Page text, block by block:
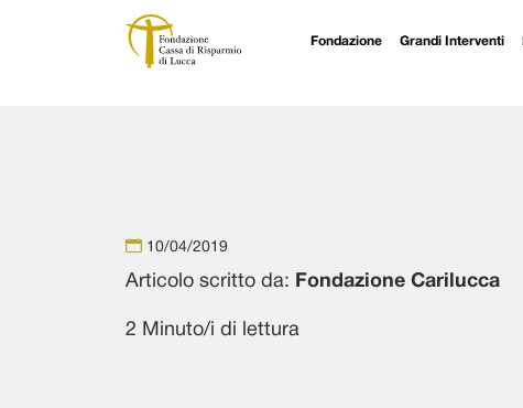
Navigazione principale
Fondazione Grandi Interventi
10/04/2019
Articolo scritto da: Fondazione Carilucca
2 Minuto/i di lettura